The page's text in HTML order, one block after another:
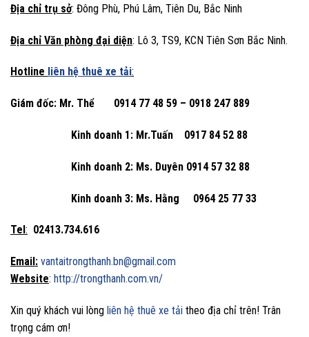
Địa chỉ trụ sở: Đông Phù, Phú Lâm, Tiên Du, Bắc Ninh
Địa chỉ Văn phòng đại diện: Lô 3, TS9, KCN Tiên Sơn Bắc Ninh.
Hotline liên hệ thuê xe tải:
Giám đốc: Mr. Thể 0914 77 48 59 – 0918 247 889
Kinh doanh 1: Mr.Tuấn 0917 84 52 88
Kinh doanh 2: Ms. Duyên 0914 57 32 88
Kinh doanh 3: Ms. Hằng 0964 25 77 33
Tel : 02413.734.616
Email: vantaitrongthanh.bn@gmail.com
Website: http://trongthanh.com.vn/
Xin quý khách vui lòng liên hệ thuê xe tải theo địa chỉ trên! Trân
trọng cám ơn!